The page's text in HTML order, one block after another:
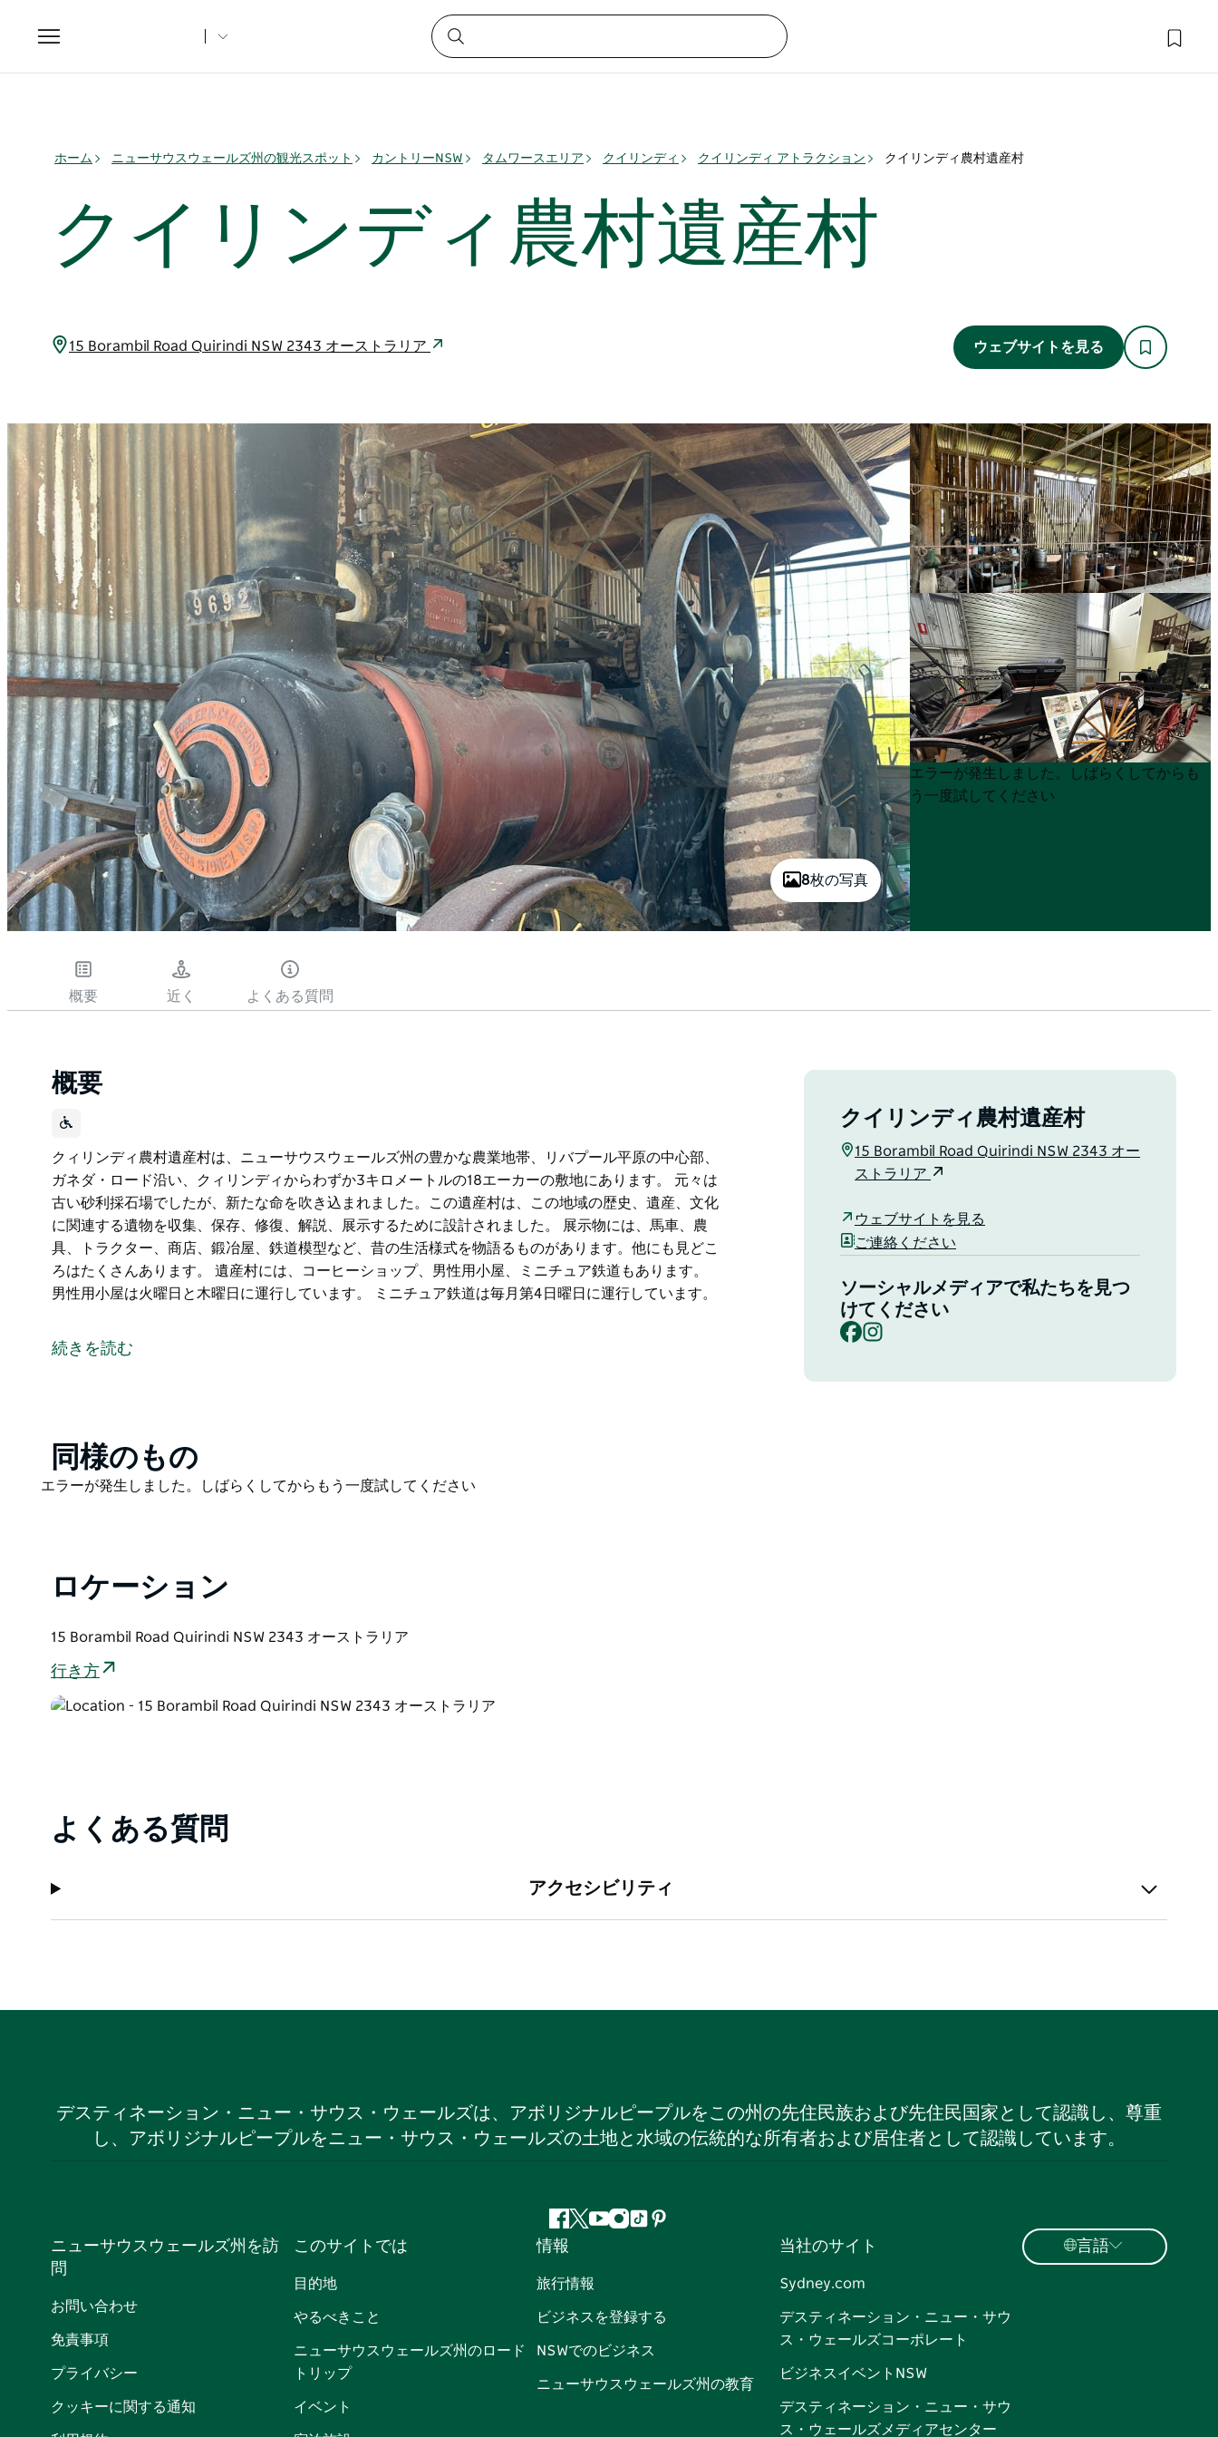
Toggle
navigation
ホーム ニューサウスウェールズ州の観光スポット カントリーNSW タムワースエリア クイリンディ クイリンディ アトラクション クイリンディ農村遺産村
クイリンディ農村遺産村
15 Borambil Road Quirindi NSW 2343 オーストラリア ウェブサイトを見る
8枚の写真
Product
List
Product
List
エラーが発生しました。しばらくしてからも
う一度試してください
概要 近く よくある質問
概要
クィリンディ農村遺産村は、ニューサウスウェールズ州の豊かな農業地帯、リバプール平原の中心部、
ガネダ・ロード沿い、クィリンディからわずか3キロメートルの18エーカーの敷地にあります。 元々は
古い砂利採石場でしたが、新たな命を吹き込まれました。この遺産村は、この地域の歴史、遺産、文化
に関連する遺物を収集、保存、修復、解説、展示するために設計されました。 展示物には、馬車、農
具、トラクター、商店、鍛冶屋、鉄道模型など、昔の生活様式を物語るものがあります。他にも見どこ
ろはたくさんあります。 遺産村には、コーヒーショップ、男性用小屋、ミニチュア鉄道もあります。
男性用小屋は火曜日と木曜日に運行しています。 ミニチュア鉄道は毎月第4日曜日に運行しています。
ガネダ・ロード沿い、クィリンディからわずか3キロメートルの18エーカーの敷地にあります。
ります。他にも見どころはたくさんあります。
遺産村には、コーヒーショップ、男性用小屋、ミニチュア鉄道もあります。男性用小屋は火曜日と木曜
続きを読む
クイリンディ農村遺産村
15 Borambil Road Quirindi NSW 2343 オー
ストラリア
ウェブサイトを見る
ご連絡ください
ソーシャルメディアで私たちを見つ
けてください
Facebook
Product
List
同様のもの
Product
エラーが発生しました。しばらくしてからもう一度試してください
ロケーション
15 Borambil Road Quirindi NSW 2343 オーストラリア
行き方
よくある質問
アクセシビリティ
デスティネーション・ニュー・サウス・ウェールズは、アボリジナルピープルをこの州の先住民族および先住民国家として認識し、尊重
し、アボリジナルピープルをニュー・サウス・ウェールズの土地と水域の伝統的な所有者および居住者として認識しています。
フ
ェ
イ
ブ
ッ
ツ
ッ
ー
ユ
ー
ブ
イ
グ
ラ
テ
ト
ピ
ス
ニューサウスウェールズ州を訪
問
お問い合わせ
免責事項
プライバシー
クッキーに関する通知
このサイトでは
目的地
やるべきこと
ニューサウスウェールズ州のロード
トリップ
イベント
情報
旅行情報
ビジネスを登録する
NSWでのビジネス
ニューサウスウェールズ州の教育
当社のサイト
Sydney.com
デスティネーション・ニュー・サウ
ス・ウェールズコーポレート
ビジネスイベントNSW
デスティネーション・ニュー・サウ
ス・ウェールズメディアセンター
言語